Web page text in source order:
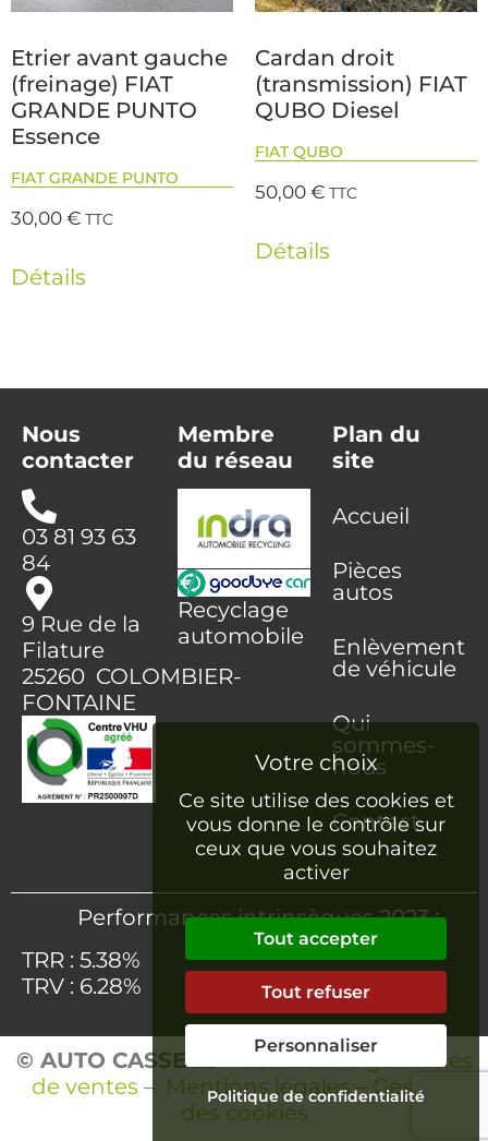
Etrier avant gauche
(freinage) FIAT
GRANDE PUNTO
Essence
FIAT GRANDE PUNTO
30,00€ TTC
Détails
Cardan droit
(transmission) FIAT
QUBO Diesel
FIAT QUBO
50,00€ TTC
Détails
Nous
contacter
03 81 93 63
84
9 Rue de la
Filature
25260 COLOMBIER-
FONTAINE
Membre
du réseau
Recyclage
automobile
Plan du
site
Accueil
Pièces
autos
Enlèvement
de véhicule
Qui
sommes-
nous
Contact
Performances intrinsèques 2023 :
TRR : 5.38%
TRV : 6.28%
© AUTO CASSE 25–Conditions générales
de ventes – Mentions légales–Gestion
des cookies
Ce site utilise des cookies et
vous donne le contrôle sur
ceux que vous souhaitez
activer
Tout accepter
Tout refuser
Personnaliser
Politique de confidentialité